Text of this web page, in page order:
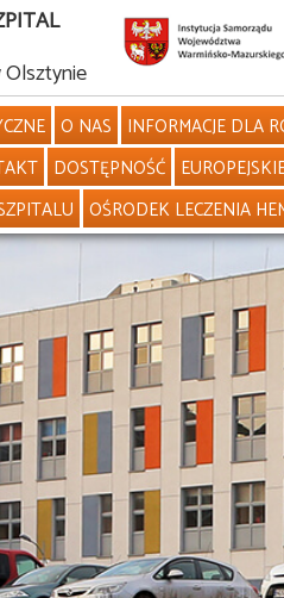
Olsztynie
O NAS INFORMACJE DLA
DOSTĘPNOŚĆ
OŚRODEK LECZENIA